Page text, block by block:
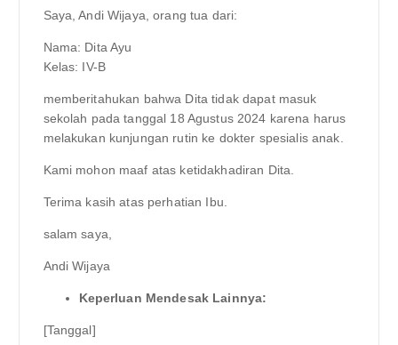
Saya, Andi Wijaya, orang tua dari:
Nama: Dita Ayu
Kelas: IV-B
memberitahukan bahwa Dita tidak dapat masuk
sekolah pada tanggal 18 Agustus 2024 karena harus
melakukan kunjungan rutin ke dokter spesialis anak.
Kami mohon maaf atas ketidakhadiran Dita.
Terima kasih atas perhatian Ibu.
salam saya,
Andi Wijaya
Keperluan Mendesak Lainnya:
[Tanggal]